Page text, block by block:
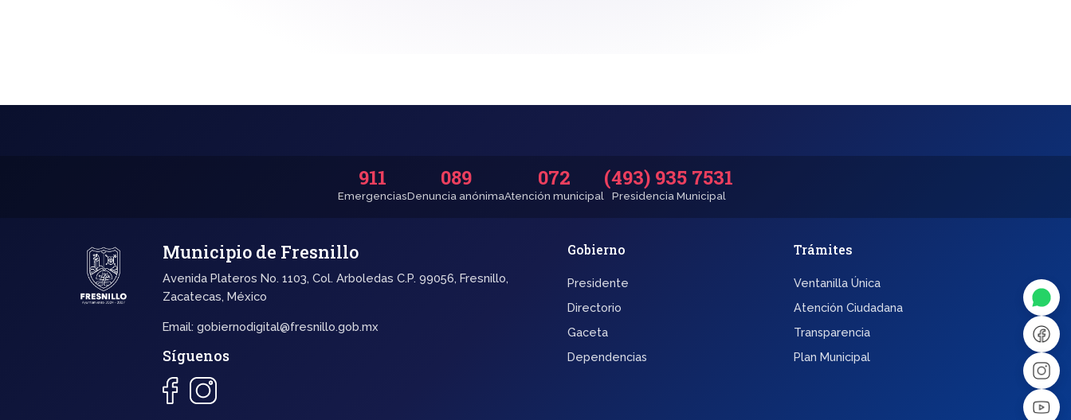
911
Emergencias
089
Denuncia anónima
072
Atención municipal
(493) 935 7531
Presidencia Municipal
Municipio de Fresnillo
Avenida Plateros No. 1103, Col. Arboledas C.P. 99056, Fresnillo,
Zacatecas, México
Email:gobiernodigital@fresnillo.gob.mx
Síguenos
Gobierno
Presidente
Directorio
Gaceta
Dependencias
Trámites
Ventanilla Única
Atención Ciudadana
Transparencia
Plan Municipal
↔
Dx